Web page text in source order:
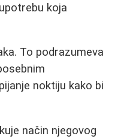
koja
To podrazumeva
noktiju kako bi
način njegovog